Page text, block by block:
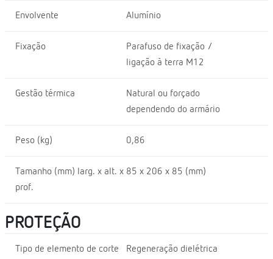
Envolvente Alumínio
Fixação
Parafuso de fixação /
ligação à terra M12
Gestão térmica
Natural ou forçado
dependendo do armário
Peso (kg) 0,86
Tamanho (mm) larg. x alt. x
prof.
85 x 206 x 85 (mm)
PROTEÇÃO
Tipo de elemento de corte
Regeneração dielétrica